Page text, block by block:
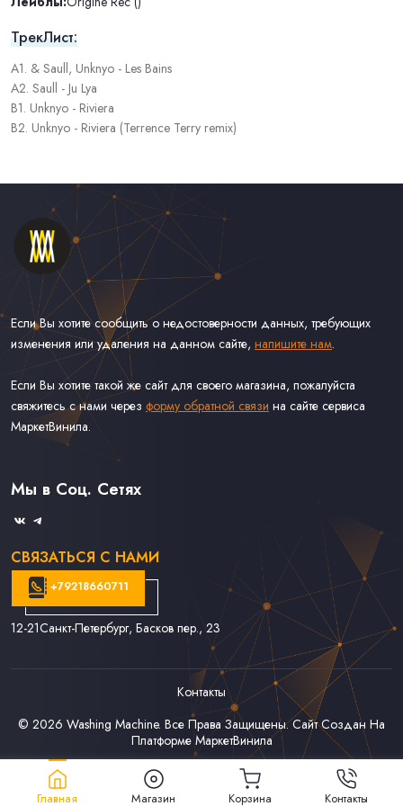
ТрекЛист:
A1. & Saull, Unknyo - Les Bains
A2. Saull - Ju Lya
B1. Unknyo - Riviera
B2. Unknyo - Riviera (Terrence Terry remix)
Если Вы хотите сообщить о недостоверности данных, требующих
изменения или удаления на данном сайте, напишите нам.
Если Вы хотите такой же сайт для своего магазина, пожалуйста
свяжитесь с нами через форму обратной связи на сайте сервиса
МаркетВинила.
Каталог Винила, CD и Кассет
Доставка и Оплата
Связаться С Нами
Мы в Соц. Сетях
СВЯЗАТЬСЯ С НАМИ
+79218660711
12-21Санкт-Петербург, Басков пер., 23
Контакты
© 2026 Washing Machine. Все Права Защищены. Сайт Создан На
Платформе МаркетВинила
Главная Магазин Корзина Контакты